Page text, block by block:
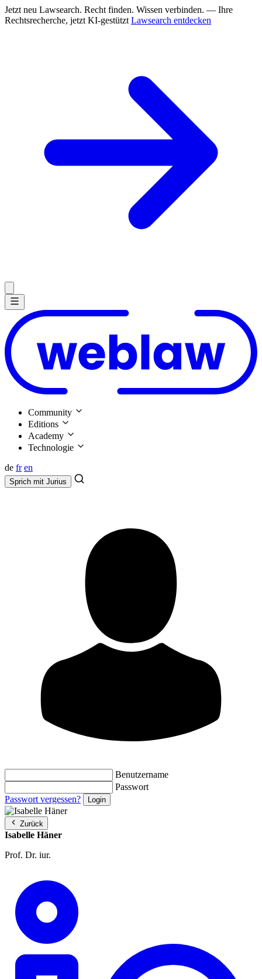
Jetzt neu Lawsearch. Recht finden. Wissen verbinden. — Ihre
Rechtsrecherche, jetzt KI-gestützt Lawsearch entdecken
Community
Editions
Academy
Technologie
de fr en
Sprich mit Jurius
Benutzername
Passwort
Passwort vergessen?
Zurück
Isabelle Häner
Prof. Dr. iur.